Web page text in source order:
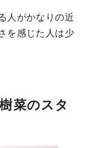
人がかなりの近
を感じた人は少
菜のスタ